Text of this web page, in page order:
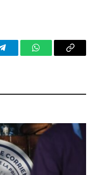
TelegramWhatsAppCopy